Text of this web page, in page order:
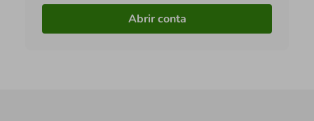
Abrir conta